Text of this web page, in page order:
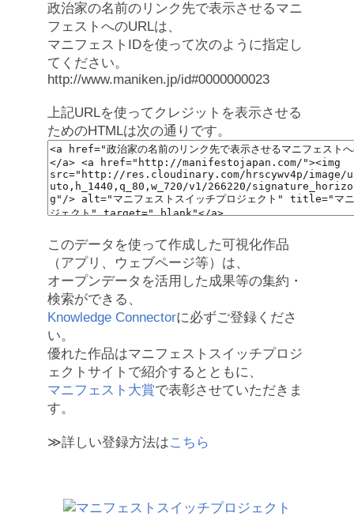
政治家の名前のリンク先で表示させるマニ
フェストへのURLは、
マニフェストIDを使って次のように指定し
てください。
http://www.maniken.jp/id#0000000023
上記URLを使ってクレジットを表示させる
ためのHTMLは次の通りです。
このデータを使って作成した可視化作品
（アプリ、ウェブページ等）は、
オープンデータを活用した成果等の集約・
検索ができる、
Knowledge Connectorに必ずご登録くださ
い。
優れた作品はマニフェストスイッチプロジ
ェクトサイトで紹介するとともに、
マニフェスト大賞で表彰させていただきま
す。
≫詳しい登録方法はこちら